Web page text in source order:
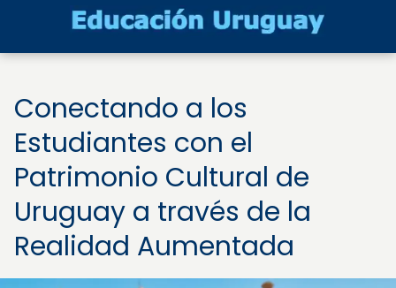
Conectando a los
Estudiantes con el
Patrimonio Cultural de
Uruguay a través de la
Realidad Aumentada